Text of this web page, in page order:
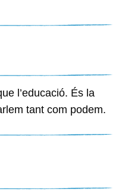
l’educació. És la
tant com podem.